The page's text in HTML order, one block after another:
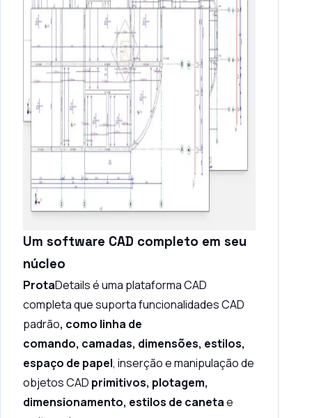
Um software CAD completo em seu
núcleo
ProtaDetails é uma plataforma CAD
completa que suporta funcionalidades CAD
padrão, como linha de
comando, camadas, dimensões, estilos,
espaço de papel, inserção e manipulação de
objetos CAD primitivos, plotagem,
dimensionamento, estilos de canetae